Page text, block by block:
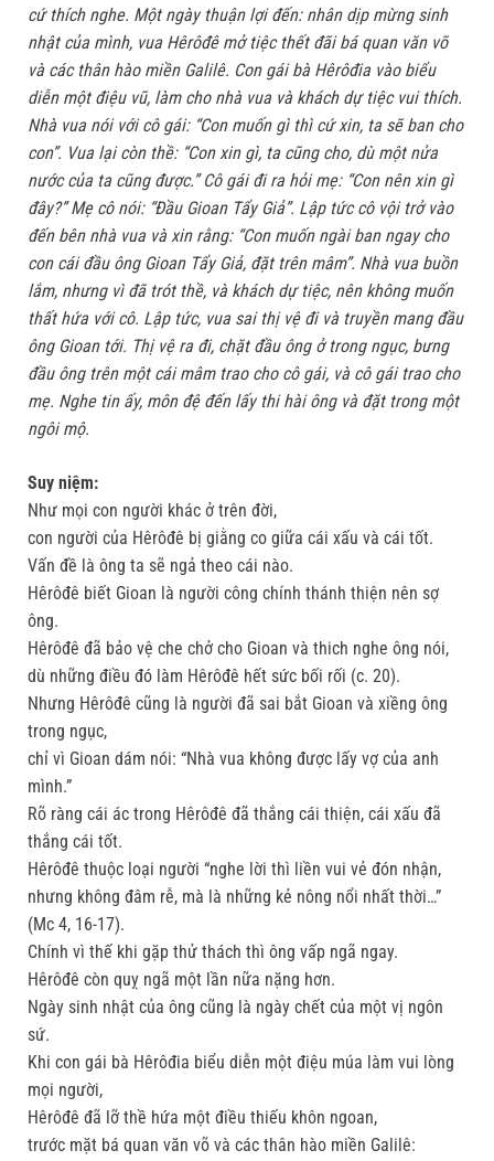
cứ thích nghe. Một ngày thuận lợi đến: nhân dịp mừng sinh
nhật của mình, vua Hêrôđê mở tiệc thết đãi bá quan văn võ
và các thân hào miền Galilê. Con gái bà Hêrôđia vào biểu
diễn một điệu vũ, làm cho nhà vua và khách dự tiệc vui thích.
Nhà vua nói với cô gái: “Con muốn gì thì cứ xin, ta sẽ ban cho
con”. Vua lại còn thề: “Con xin gì, ta cũng cho, dù một nửa
nước của ta cũng được.” Cô gái đi ra hỏi mẹ: “Con nên xin gì
đây?” Mẹ cô nói: “Ðầu Gioan Tẩy Giả”. Lập tức cô vội trở vào
đến bên nhà vua và xin rằng: “Con muốn ngài ban ngay cho
con cái đầu ông Gioan Tẩy Giả, đặt trên mâm”. Nhà vua buồn
lắm, nhưng vì đã trót thề, và khách dự tiệc, nên không muốn
thất hứa với cô. Lập tức, vua sai thị vệ đi và truyền mang đầu
ông Gioan tới. Thị vệ ra đi, chặt đầu ông ở trong ngục, bưng
đầu ông trên một cái mâm trao cho cô gái, và cô gái trao cho
mẹ. Nghe tin ấy, môn đệ đến lấy thi hài ông và đặt trong một
ngôi mộ.
Suy niệm:
Như mọi con người khác ở trên đời,
con người của Hêrôđê bị giằng co giữa cái xấu và cái tốt.
Vấn đề là ông ta sẽ ngả theo cái nào.
Hêrôđê biết Gioan là người công chính thánh thiện nên sợ
ông.
Hêrôđê đã bảo vệ che chở cho Gioan và thich nghe ông nói,
dù những điều đó làm Hêrôđê hết sức bối rối (c. 20).
Nhưng Hêrôđê cũng là người đã sai bắt Gioan và xiềng ông
trong ngục,
chỉ vì Gioan dám nói: “Nhà vua không được lấy vợ của anh
mình.”
Rõ ràng cái ác trong Hêrôđê đã thắng cái thiện, cái xấu đã
thắng cái tốt.
Hêrôđê thuộc loại người “nghe lời thì liền vui vẻ đón nhận,
nhưng không đâm rễ, mà là những kẻ nông nổi nhất thời…”
(Mc 4, 16-17).
Chính vì thế khi gặp thử thách thì ông vấp ngã ngay.
Hêrôđê còn quỵ ngã một lần nữa nặng hơn.
Ngày sinh nhật của ông cũng là ngày chết của một vị ngôn
sứ.
Khi con gái bà Hêrôđia biểu diễn một điệu múa làm vui lòng
mọi người,
Hêrôđê đã lỡ thề hứa một điều thiếu khôn ngoan,
trước mặt bá quan văn võ và các thân hào miền Galilê: